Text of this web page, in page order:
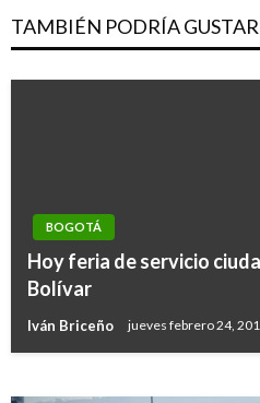
TAMBIÉN PODRÍA
BOGOTÁ
Hoy feria de servicio
Bolívar
Iván Briceño jueves febrero 24,
Estudian opción de